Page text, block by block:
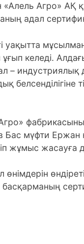
«Алель Агро»
адал
уақытта
ұғып келеді.
– индустриялық
Бас мүфти
жұмыс жасауға
өнімдерін